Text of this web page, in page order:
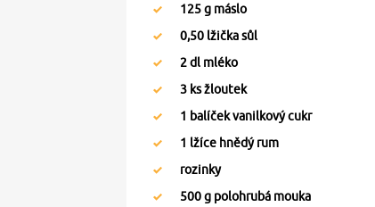
125g máslo
0,50 lžička sůl
2dl mléko
3 ks žloutek
1 balíček vanilkový cukr
1 lžíce hnědý rum
rozinky
500g polohrubá mouka